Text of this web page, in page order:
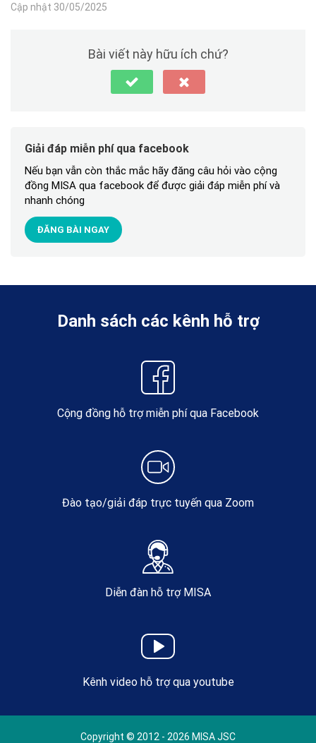
Cập nhật 30/05/2025
Bài viết này hữu ích chứ?
Giải đáp miễn phí qua facebook
Nếu bạn vẫn còn thắc mắc hãy đăng câu hỏi vào cộng
đồng MISA qua facebook để được giải đáp miễn phí và
nhanh chóng
ĐĂNG BÀI NGAY
Danh sách các kênh hỗ trợ
Cộng đồng hỗ trợ miễn phí qua Facebook
Đào tạo/giải đáp trực tuyến qua Zoom
Diễn đàn hỗ trợ MISA
Kênh video hỗ trợ qua youtube
Copyright © 2012 - 2026 MISA JSC